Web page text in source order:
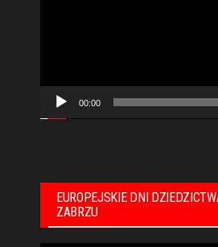
00:00
EUROPEJSKIE DNI
ZABRZU